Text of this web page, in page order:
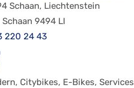
Schaan, Liechtenstein
Schaan 9494 LI
220 24 43
Citybikes, E-Bikes, Services